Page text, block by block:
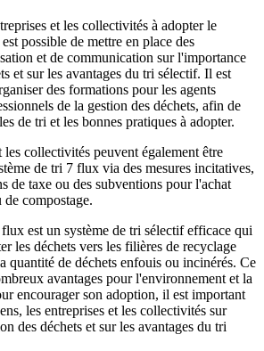
et les collectivités à adopter le
possible de mettre en place des
et de communication sur l'importance
et sur les avantages du tri sélectif. Il est
des formations pour les agents
de la gestion des déchets, afin de
de tri et les bonnes pratiques à adopter.
collectivités peuvent également être
de tri 7 flux via des mesures incitatives,
de taxe ou des subventions pour l'achat
compostage.
est un système de tri sélectif efficace qui
les déchets vers les filières de recyclage
quantité de déchets enfouis ou incinérés. Ce
avantages pour l'environnement et la
encourager son adoption, il est important
les entreprises et les collectivités sur
des déchets et sur les avantages du tri